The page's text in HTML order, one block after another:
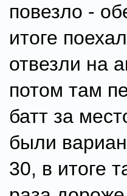
повезло -
итоге
отвезли на
потом там
батт за
были
30, в итоге